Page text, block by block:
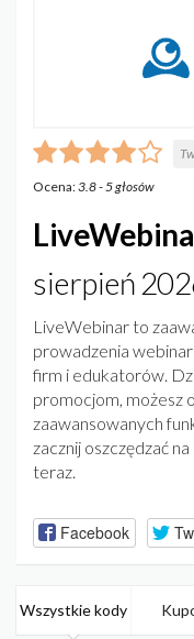
Ocena:3.8-5głosów
sierpień
LiveWebinar to
prowadzenia
firm i edukatorów.
promocjom, możesz
zaawansowanych
zacznij oszczędzać
teraz.
Facebook
Wszystkie kody